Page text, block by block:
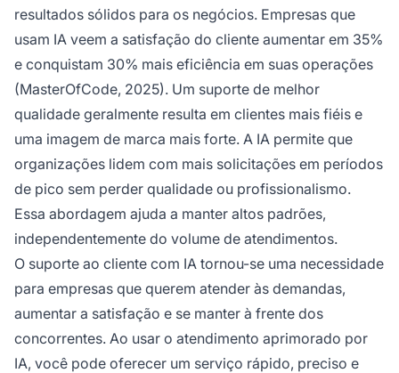
resultados sólidos para os negócios. Empresas que
usam IA veem a satisfação do cliente aumentar em 35%
e conquistam 30% mais eficiência em suas operações
(MasterOfCode, 2025). Um suporte de melhor
qualidade geralmente resulta em clientes mais fiéis e
uma imagem de marca mais forte. A IA permite que
organizações lidem com mais solicitações em períodos
de pico sem perder qualidade ou profissionalismo.
Essa abordagem ajuda a manter altos padrões,
independentemente do volume de atendimentos.
O suporte ao cliente com IA tornou-se uma necessidade
para empresas que querem atender às demandas,
aumentar a satisfação e se manter à frente dos
concorrentes. Ao usar o atendimento aprimorado por
IA, você pode oferecer um serviço rápido, preciso e